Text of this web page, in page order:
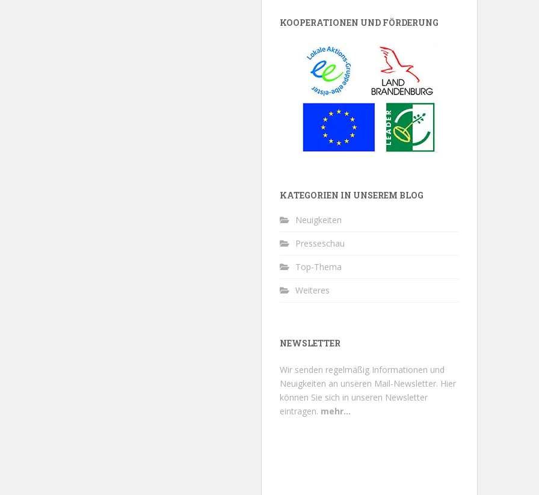
KOOPERATIONEN UND FÖRDERUNG
KATEGORIEN IN UNSEREM BLOG
Neuigkeiten
Presseschau
Top-Thema
Weiteres
NEWSLETTER
Wir senden regelmäßig Informationen und
Neuigkeiten an unseren Mail-Newsletter. Hier
können Sie sich in unseren Newsletter
eintragen. mehr...